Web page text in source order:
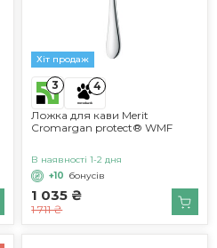
Хіт продаж
3 4
Ложка для кави Merit
Cromargan protect® WMF
1 035 ₴
1 711 ₴
В наявності 1-2 дня
+10 бонусів